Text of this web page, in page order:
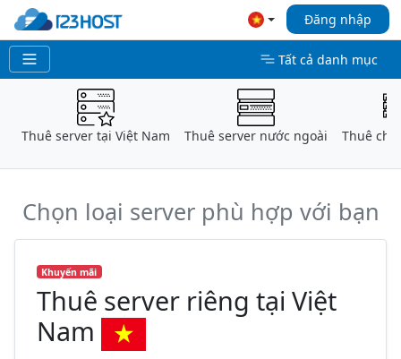
Đăng nhập
Tất cả danh mục
Thuê server tại Việt Nam Thuê server nước ngoài Thuê
Chọn loại server phù hợp với bạn
Khuyến mãi
Thuê server riêng tại Việt
Nam